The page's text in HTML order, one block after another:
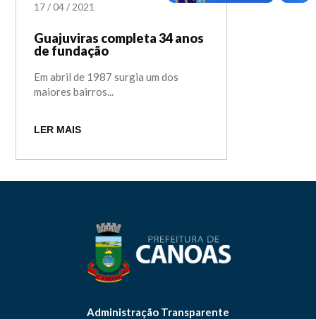
17 /04 /2021
Guajuviras completa 34 anos
de fundação
Em abril de 1987 surgia um dos
maiores bairros...
LER MAIS
Administração Transparente